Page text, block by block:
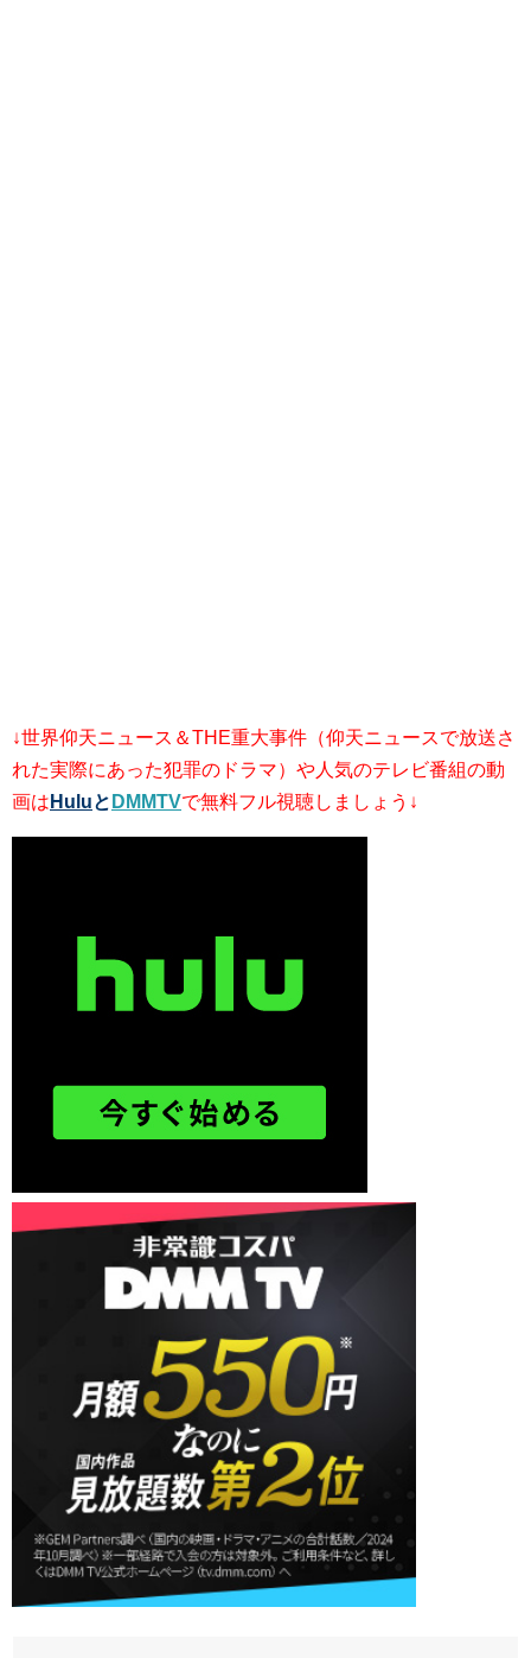
↓世界仰天ニュース＆THE重大事件（仰天ニュースで放送さ
れた実際にあった犯罪のドラマ）や人気のテレビ番組の動
画は Huluと DMMTVで無料フル視聴しましょう↓